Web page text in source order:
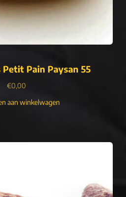
Petit Pain Paysan 55
€0,00
aan winkelwagen